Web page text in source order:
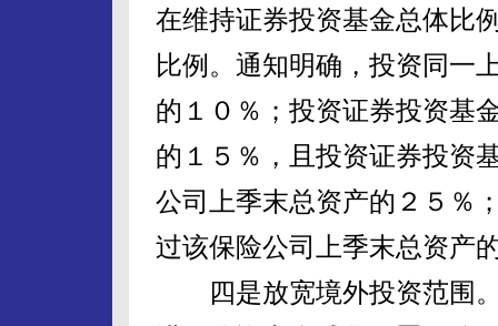
在维持证券投资基金总体比
比例。通知明确，投资同一
的１０％；投资证券投资基
的１５％，且投资证券投资
公司上季末总资产的２５％
过该保险公司上季末总资产
四是放宽境外投资范围。